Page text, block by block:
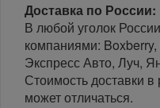
Доставка по России:
В любой уголок
компаниями:
Экспресс Авто, Луч,
Стоимость доставки
может отличаться.